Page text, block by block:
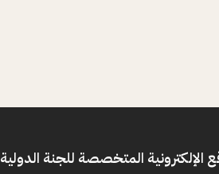
الإلكترونية المتخصصة للجنة الدولية